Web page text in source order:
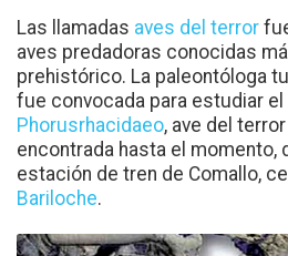
Las llamadas aves del terror
aves predadoras conocidas
prehistórico. La paleontóloga
fue convocada para estudiar el
Phorusrhacidaeo, ave del
encontrada hasta el momento,
estación de tren de Comallo,
Bariloche.